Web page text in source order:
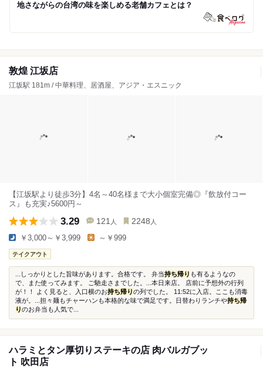
地さながらの台湾の味を楽しめる老舗カフェとは？
敦煌 江坂店
江坂駅 181m / 中華料理、居酒屋、アジア・エスニック
【江坂駅より徒歩3分】4名～40名様まで大小個室完備◎『飲放付コー
ス』も充実♪5600円～
3.29 121 人 2248 人
￥3,000～￥3,999 ～￥999
テイクアウト
...しっかりとした旨味があります。合格です。 弁当持ち帰り も有るようなの
で、また使ってみます。 ご馳走さまでした。...本日来店。 店前に予想外の行列
が！！ よく見ると、入口横のお持ち帰りの列でした。 11:52に入店。ここも消毒
液が。...担々麺もチャーハンも本格的な味で満足です。日替わりランチや持ち帰
りのお弁当も人気で...
ハラミとタン厚切りステーキの店 肉バルガブッ
ト 吹田店